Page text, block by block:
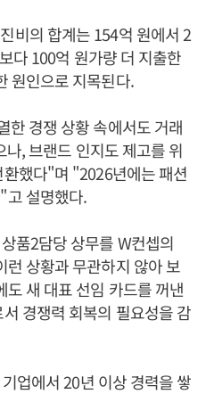
비의 합계는 154억 원에서 2
다 100억 원가량 더 지출한
원인으로 지목된다.
한 경쟁 상황 속에서도 거래
, 브랜드 인지도 제고를 위
했다"며 "2026년에는 패션
고 설명했다.
품2담당 상무를 W컨셉의
상황과 무관하지 않아 보
새 대표 선임 카드를 꺼낸
경쟁력 회복의 필요성을 감
업에서 20년 이상 경력을 쌓